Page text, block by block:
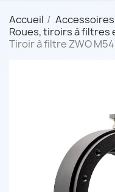
Accueil Accessoires
Roues, tiroirs à filtres
Tiroir à filtre ZWO